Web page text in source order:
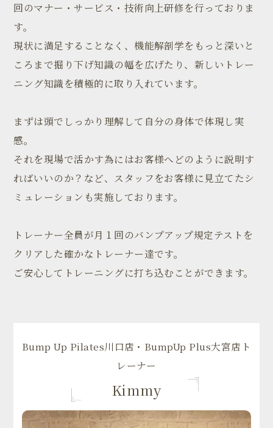
回のマナー・サービス・技術向上研修を行っておりま
す。
現状に満足することなく、機能解剖学をもっと深いと
ころまで掘り下げ知識の幅を広げたり、 新しいトレー
ニング知識を積極的に取り入れています。
まずは頭でしっかり理解して自分の身体で体現し実
感。
それを現場で活かす為にはお客様へどのように説明す
ればいいのか？など、
スタッフをお客様に見立てたシ
ミュレーションも実施しております。
トレーナー全員が月１回のバンプアップ規定テストを
クリアした確かなトレーナー達です。
ご安心してトレーニングに打ち込むことができます。
Bump Up Pilates川口店・BumpUp Plus大宮店ト
レーナー
Kimmy